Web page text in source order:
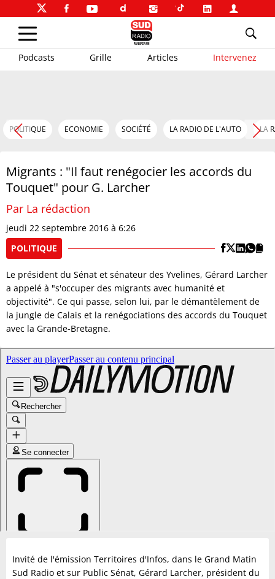
Podcasts Grille Articles Intervenez
POLITIQUE ECONOMIE SOCIÉTÉ LA RADIO DE L'AUTO LA
Migrants : "Il faut renégocier les accords du
Touquet" pour G. Larcher
Par La rédaction
jeudi 22 septembre 2016 à 6:26
POLITIQUE
Le président du Sénat et sénateur des Yvelines, Gérard Larcher
a appelé à "s'occuper des migrants avec humanité et
objectivité". Ce qui passe, selon lui, par le démantèlement de
la jungle de Calais et la renégociations des accords du Touquet
avec la Grande-Bretagne.
Invité de l'émission Territoires d'Infos, dans le Grand Matin
Sud Radio et sur Public Sénat, Gérard Larcher, président du